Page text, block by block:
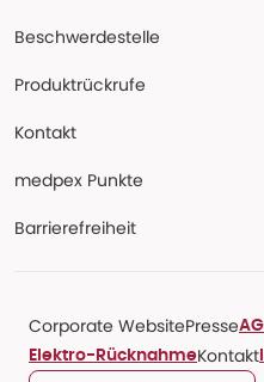
Beschwerdestelle
Produktrückrufe
Kontakt
medpex Punkte
Barrierefreiheit
Corporate WebsitePresse
Elektro-RücknahmeKontakt